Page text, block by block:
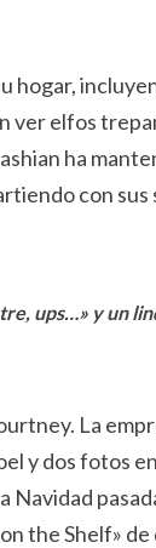
hogar,
ver elfos
ha
con sus
ups…» y un
La
y dos fotos
the Shelf» de